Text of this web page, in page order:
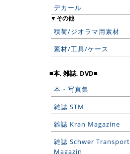
デカール
▼その他
積荷/ジオラマ用素材
素材/工具/ケース
■本, 雑誌, DVD■
本・写真集
雑誌 STM
雑誌 Kran Magazine
雑誌 Schwer Transport
Magazin